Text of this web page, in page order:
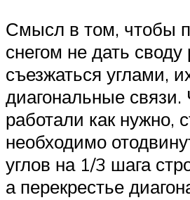
Смысл в том, чтобы
снегом не дать своду
съезжаться углами,
диагональные
работали как нужно,
необходимо
углов на 1/3 шага
а перекрестье